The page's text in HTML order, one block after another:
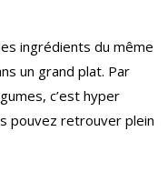
ingrédients du même
un grand plat. Par
c’est hyper
pouvez retrouver plein